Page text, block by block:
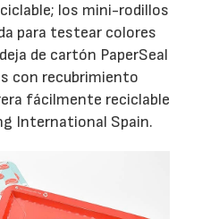
los mini-rodillos
para testear colores
de cartón PaperSeal
con recubrimiento
fácilmente reciclable
International Spain.